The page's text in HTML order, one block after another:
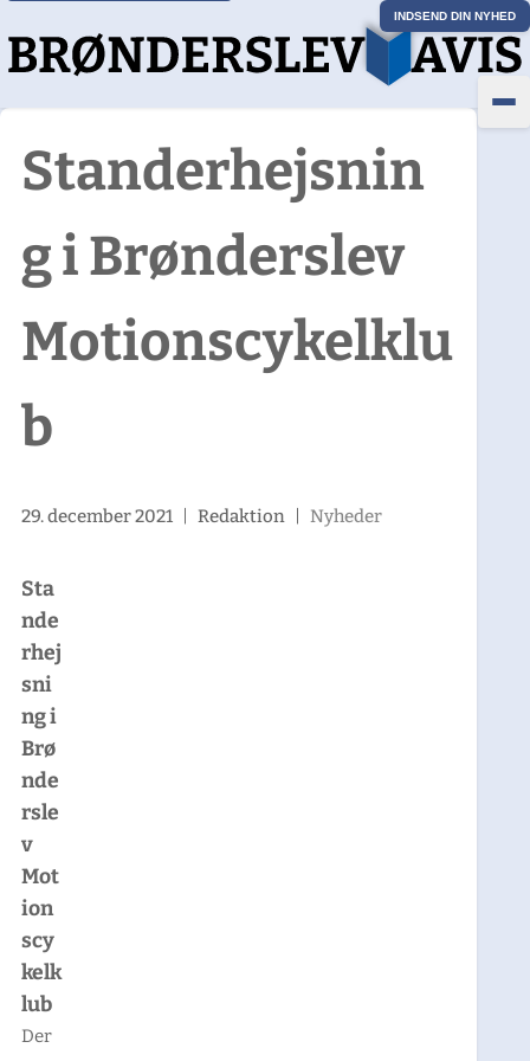
INDSEND DIN NYHED
Standerhejsnin
g i Brønderslev
Motionscykelklu
b
29. december 2021 |Redaktion |Nyheder
Sta
nde
rhej
sni
ng i
Brø
nde
rsle
v
Mot
ion
scy
kelk
lub
Der